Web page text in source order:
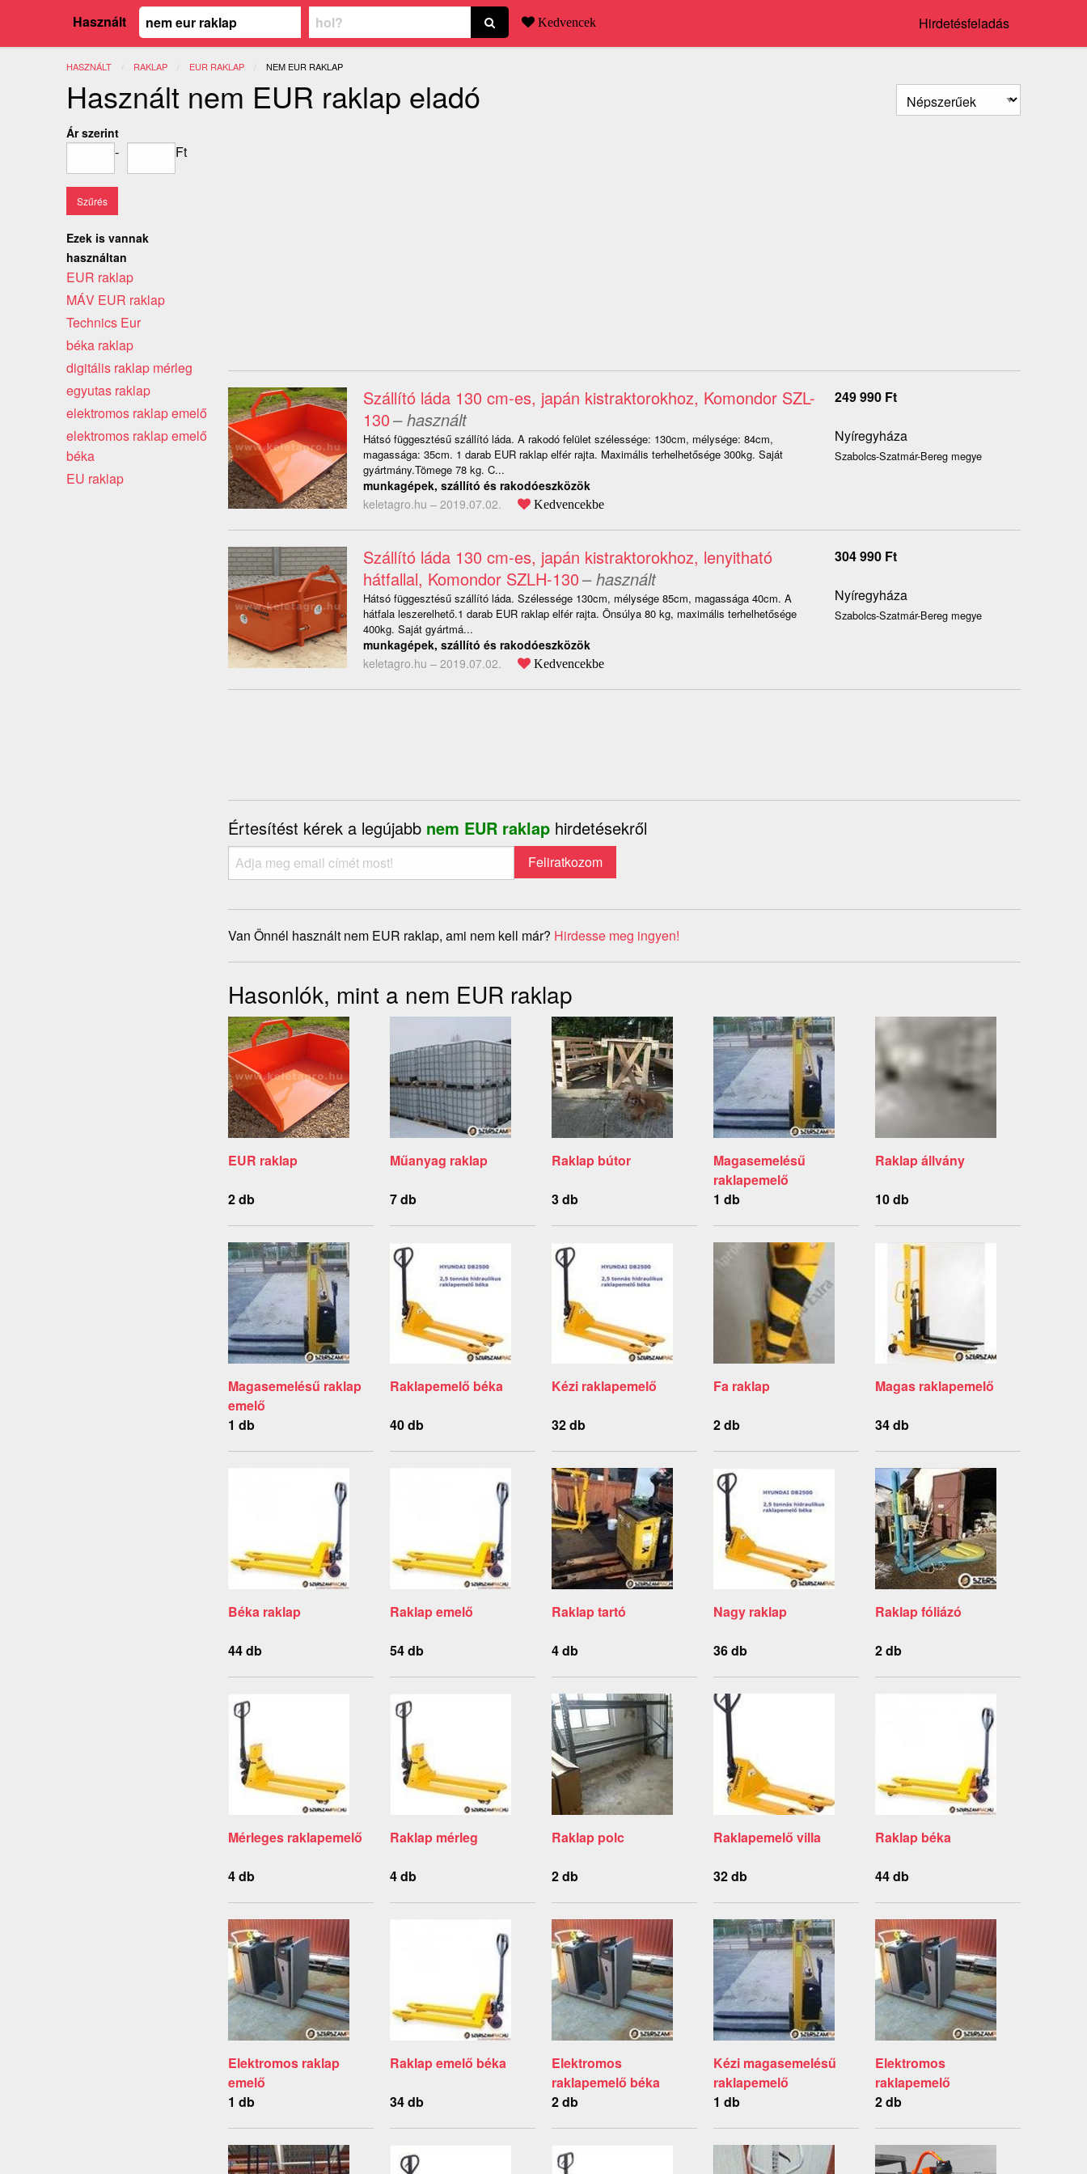
Használt Kedvencek Hirdetésfeladás
HASZNÁLT RAKLAP EUR RAKLAP JELENLEGI:
NEM EUR RAKLAP
Használt nem EUR raklap eladó
Szállító láda 130 cm-es, japán kistraktorokhoz, Komondor SZL-
130– használt
Hátsó függesztésű szállító láda. A rakodó felület szélessége: 130cm, mélysége: 84cm,
magassága: 35cm. 1 darab EUR raklap elfér rajta. Maximális terhelhetősége 300kg. Saját
gyártmány.Tömege 78 kg. C...
munkagépek, szállító és rakodóeszközök
keletagro.hu – 2019.07.02. Kedvencekbe
249 990 Ft
Nyíregyháza
Szabolcs-Szatmár-Bereg megye
Szállító láda 130 cm-es, japán kistraktorokhoz, lenyitható
hátfallal, Komondor SZLH-130– használt
Hátsó függesztésű szállító láda. Szélessége 130cm, mélysége 85cm, magassága 40cm. A
hátfala leszerelhető.1 darab EUR raklap elfér rajta. Önsúlya 80 kg, maximális terhelhetősége
400kg. Saját gyártmá...
munkagépek, szállító és rakodóeszközök
keletagro.hu – 2019.07.02. Kedvencekbe
304 990 Ft
Nyíregyháza
Szabolcs-Szatmár-Bereg megye
Értesítést kérek a legújabb nem EUR raklap hirdetésekről
Van Önnél használt nem EUR raklap, ami nem kell már? Hirdesse meg ingyen!
Hasonlók, mint a nem EUR raklap
EUR raklap
2 db
Műanyag raklap
7 db
Raklap bútor
3 db
Magasemelésű
raklapemelő
1 db
Raklap állvány
10 db
Magasemelésű raklap
emelő
1 db
Raklapemelő béka
40 db
Kézi raklapemelő
32 db
Fa raklap
2 db
Magas raklapemelő
34 db
Béka raklap
44 db
Raklap emelő
54 db
Raklap tartó
4 db
Nagy raklap
36 db
Raklap fóliázó
2 db
Mérleges raklapemelő
4 db
Raklap mérleg
4 db
Raklap polc
2 db
Raklapemelő villa
32 db
Raklap béka
44 db
Elektromos raklap
emelő
1 db
Raklap emelő béka
34 db
Elektromos
raklapemelő béka
2 db
Kézi magasemelésű
raklapemelő
1 db
Elektromos
raklapemelő
2 db
Ár szerint
- Ft
Ezek is vannak
használtan
EUR raklap
MÁV EUR raklap
Technics Eur
béka raklap
digitális raklap mérleg
egyutas raklap
elektromos raklap emelő
elektromos raklap emelő
béka
EU raklap